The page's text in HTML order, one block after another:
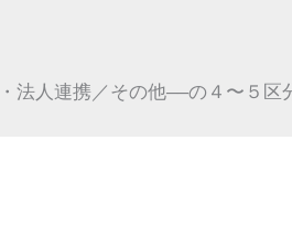
法人連携／その他――の４〜５区